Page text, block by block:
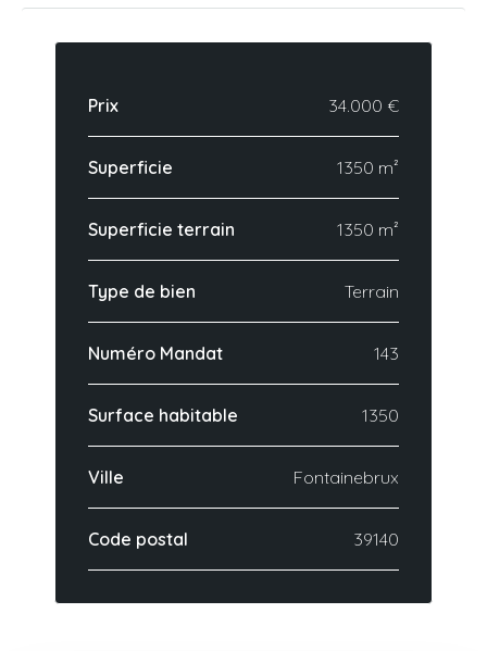
Prix 34.000 €
Superficie 1350 m²
Superficie terrain 1350 m²
Type de bien Terrain
Numéro Mandat 143
Surface habitable 1350
Ville Fontainebrux
Code postal 39140